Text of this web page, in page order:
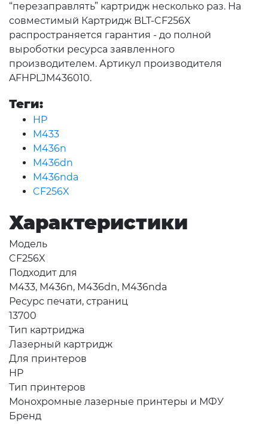
“перезаправлять” картридж несколько раз. На
совместимый Картридж BLT-CF256X
распространяется гарантия - до полной
выроботки ресурса заявленного
производителем. Артикул производителя
AFHPLJM436010.
Теги:
HP
M433
M436n
M436dn
M436nda
CF256X
Характеристики
Модель
CF256X
Подходит для
M433, M436n, M436dn, M436nda
Ресурс печати, страниц
13700
Тип картриджа
Лазерный картридж
Для принтеров
HP
Тип принтеров
Монохромные лазерные принтеры и МФУ
Бренд